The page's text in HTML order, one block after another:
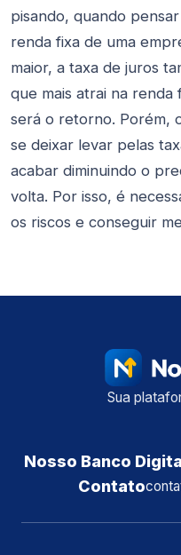
pisando, quando
renda fixa de uma
maior, a taxa de juros
que mais atrai na renda
será o retorno. Porém,
se deixar levar pelas
acabar diminuindo o
volta. Por isso, é
os riscos e conseguir
Sua
Nosso Banco
Contato